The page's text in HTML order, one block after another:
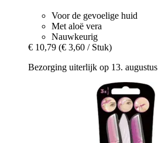
Voor de gevoelige huid
Met aloë vera
Nauwkeurig
€ 10,79 (€ 3,60 / Stuk)
Bezorging uiterlijk op 13. augustus